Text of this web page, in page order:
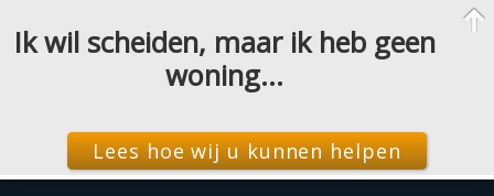
Ik wil scheiden, maar ik heb geen
woning…
Lees hoe wij u kunnen helpen